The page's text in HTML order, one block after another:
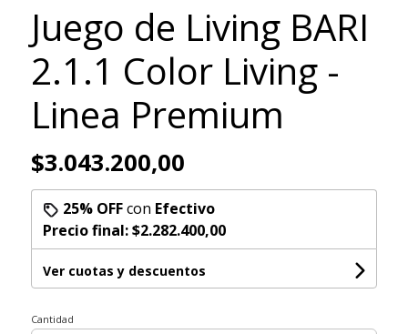
Juego de Living BARI
2.1.1 Color Living -
Linea Premium
$3.043.200,00
25% OFFcon Efectivo
Precio final:$2.282.400,00
Ver cuotas y descuentos
Cantidad